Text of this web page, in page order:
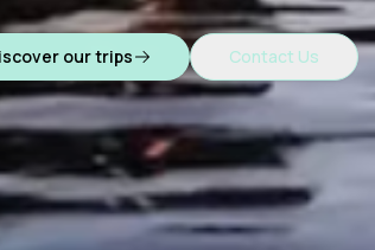
our trips Contact Us